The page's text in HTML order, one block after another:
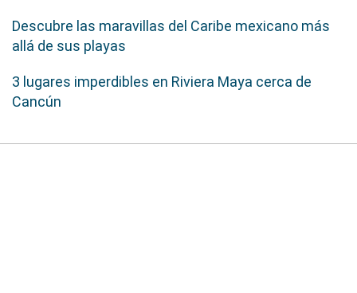
Descubre las maravillas del Caribe mexicano más
allá de sus playas
3 lugares imperdibles en Riviera Maya cerca de
Cancún